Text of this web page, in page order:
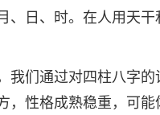
、日、时。在人用天
我们通过对四柱八字
，性格成熟稳重，可